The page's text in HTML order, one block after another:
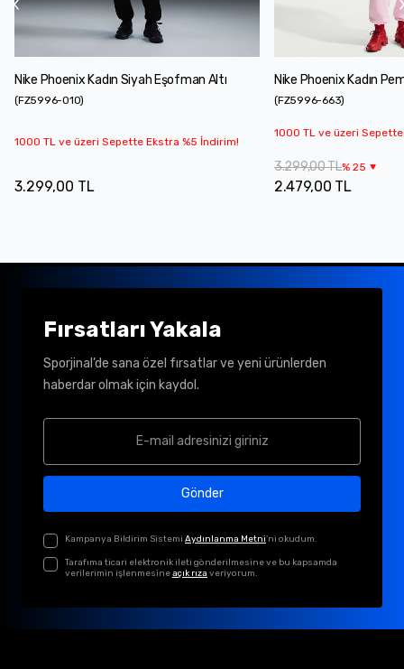
Nike Phoenix Kadın Siyah Eşofman Altı
(FZ5996-010)
1000 TL ve üzeri Sepette Ekstra %5 İndirim!
3.299,00 TL
Nike Phoenix Kadın
(FZ5996-663)
1000 TL ve üzeri
3.299,00 TL% 25
2.479,00 TL
Fırsatları Yakala
Sporjinal’de sana özel fırsatlar ve yeni ürünlerden
haberdar olmak için kaydol.
Gönder
Kampanya Bildirim Sistemi Aydınlanma Metni'ni okudum.
Tarafıma ticari elektronik ileti gönderilmesine ve bu kapsamda
verilerimin işlenmesineaçık rıza veriyorum.